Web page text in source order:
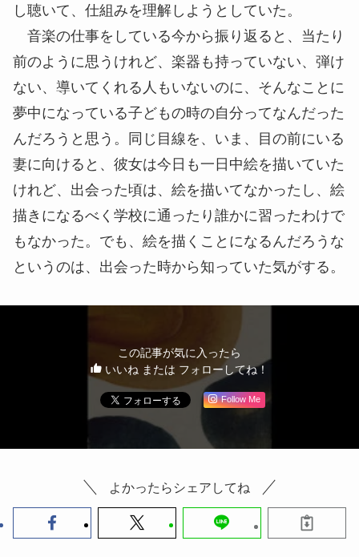
し聴いて、仕組みを理解しようとしていた。
音楽の仕事をしている今から振り返ると、当たり
前のように思うけれど、楽器も持っていない、弾け
ない、導いてくれる人もいないのに、そんなことに
夢中になっている子どもの時の自分ってなんだった
んだろうと思う。同じ目線を、いま、目の前にいる
妻に向けると、彼女は今日も一日中絵を描いていた
けれど、出会った頃は、絵を描いてなかったし、絵
描きになるべく学校に通ったり誰かに習ったわけで
もなかった。でも、絵を描くことになるんだろうな
というのは、出会った時から知っていた気がする。
この記事が気に入ったら
いいね または フォローしてね！
Follow Me
よかったらシェアしてね